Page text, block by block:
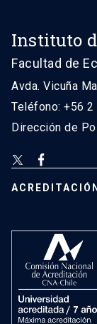
Instituto
Facultad de
Avda. Vicuña
Teléfono: +56 2
Dirección de
ACREDITACIÓN